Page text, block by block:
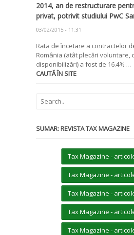
2014, an de restructurare
privat, potrivit studiului PwC
03/02/2015 - 11:31
Rata de încetare a contractelor
România (atât plecări voluntare,
disponibilizări) a fost de 16.4% …
CAUTĂ ÎN SITE
SUMAR: REVISTA TAX MAGAZINE
Tax Magazine -
Tax Magazine -
Tax Magazine -
Tax Magazine -
Tax Magazine -